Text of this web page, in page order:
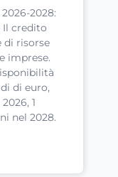
2028:
Il credito
di risorse
imprese.
di euro,
1
nel 2028.